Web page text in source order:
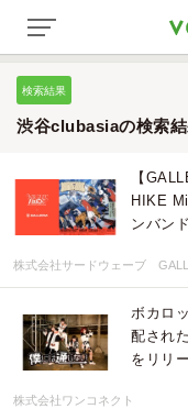
検索結果
渋谷clubasiaの検索
【
HIKE
ンバン
株式会社サードウェーブ
ボカロ
配され
をリリ
株式会社ワンコネクト